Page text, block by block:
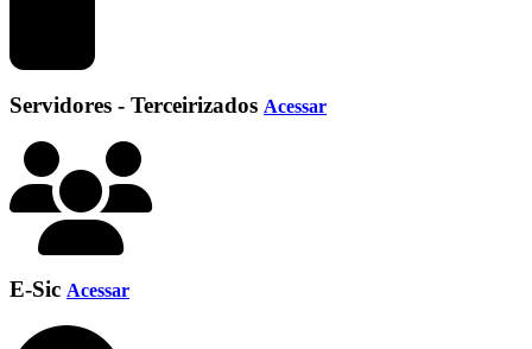
Servidores - Terceirizados Acessar
E-Sic Acessar